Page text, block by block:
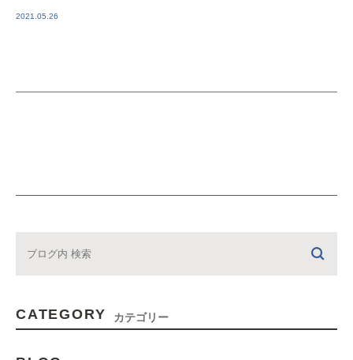
2021.05.26
CATEGORY カテゴリー